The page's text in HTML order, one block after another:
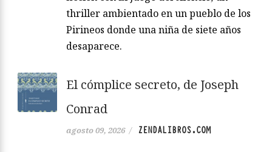
thriller ambientado en un pueblo de los
Pirineos donde una niña de siete años
desaparece.
El cómplice secreto, de Joseph
Conrad
agosto 09, 2026 / ZENDALIBROS.COM